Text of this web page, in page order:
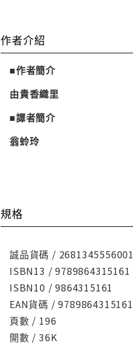
作者介紹
■作者簡介
由貴香織里
■譯者簡介
翁蛉玲
規格
誠品貨碼 / 2681345556001
ISBN13 / 9789864315161
ISBN10 / 9864315161
EAN貨碼 / 9789864315161
頁數 / 196
開數 / 36K